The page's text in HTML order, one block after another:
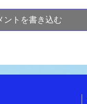
ントを書き込む